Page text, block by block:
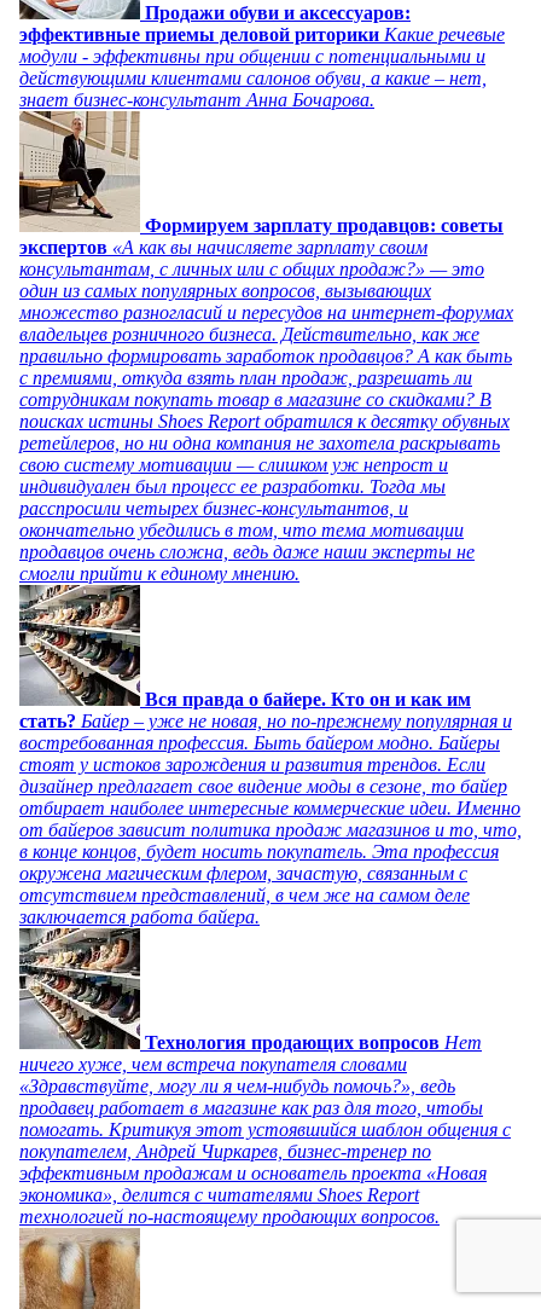
Продажи обуви и аксессуаров:
эффективные приемы деловой риторики Какие речевые
модули - эффективны при общении с потенциальными и
действующими клиентами салонов обуви, а какие – нет,
знает бизнес-консультант Анна Бочарова.
Формируем зарплату продавцов: советы
экспертов «А как вы начисляете зарплату своим
консультантам, с личных или с общих продаж?» — это
один из самых популярных вопросов, вызывающих
множество разногласий и пересудов на интернет-форумах
владельцев розничного бизнеса. Действительно, как же
правильно формировать заработок продавцов? А как быть
с премиями, откуда взять план продаж, разрешать ли
сотрудникам покупать товар в магазине со скидками? В
поисках истины Shoes Report обратился к десятку обувных
ретейлеров, но ни одна компания не захотела раскрывать
свою систему мотивации — слишком уж непрост и
индивидуален был процесс ее разработки. Тогда мы
расспросили четырех бизнес-консультантов, и
окончательно убедились в том, что тема мотивации
продавцов очень сложна, ведь даже наши эксперты не
смогли прийти к единому мнению.
Вся правда о байере. Кто он и как им
стать? Байер – уже не новая, но по-прежнему популярная и
востребованная профессия. Быть байером модно. Байеры
стоят у истоков зарождения и развития трендов. Если
дизайнер предлагает свое видение моды в сезоне, то байер
отбирает наиболее интересные коммерческие идеи. Именно
от байеров зависит политика продаж магазинов и то, что,
в конце концов, будет носить покупатель. Эта профессия
окружена магическим флером, зачастую, связанным с
отсутствием представлений, в чем же на самом деле
заключается работа байера.
Технология продающих вопросов Нет
ничего хуже, чем встреча покупателя словами
«Здравствуйте, могу ли я чем-нибудь помочь?», ведь
продавец работает в магазине как раз для того, чтобы
помогать. Критикуя этот устоявшийся шаблон общения с
покупателем, Андрей Чиркарев, бизнес-тренер по
эффективным продажам и основатель проекта «Новая
экономика», делится с читателями Shoes Report
технологией по-настоящему продающих вопросов.